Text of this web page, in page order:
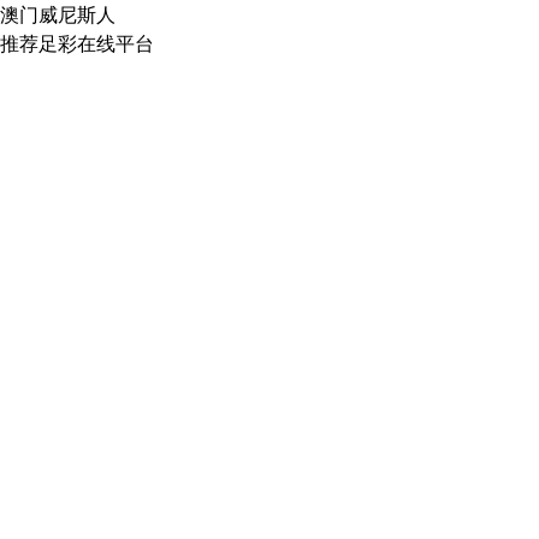
澳门威尼斯人
推荐足彩在线平台